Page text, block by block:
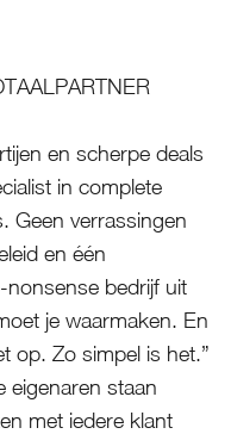
en scherpe deals
in complete
Geen verrassingen
en één
nonsense bedrijf uit
je waarmaken. En
op. Zo simpel is het.”
eigenaren staan
met iedere klant